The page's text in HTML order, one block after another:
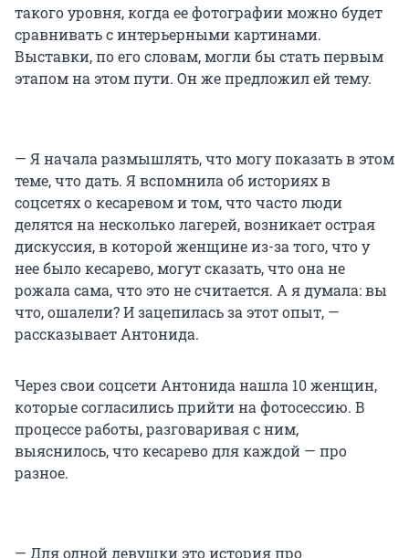
такого уровня, когда ее фотографии можно будет
сравнивать с интерьерными картинами.
Выставки, по его словам, могли бы стать первым
этапом на этом пути. Он же предложил ей тему.
— Я начала размышлять, что могу показать в этом
теме, что дать. Я вспомнила об историях в
соцсетях о кесаревом и том, что часто люди
делятся на несколько лагерей, возникает острая
дискуссия, в которой женщине из-за того, что у
нее было кесарево, могут сказать, что она не
рожала сама, что это не считается. А я думала: вы
что, ошалели? И зацепилась за этот опыт, —
рассказывает Антонида.
Через свои соцсети Антонида нашла 10 женщин,
которые согласились прийти на фотосессию. В
процессе работы, разговаривая с ним,
выяснилось, что кесарево для каждой — про
разное.
— Для одной девушки это история про